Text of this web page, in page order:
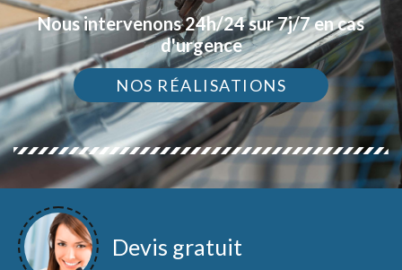
Nous intervenons 24h/24 sur 7j/7 en cas
d'urgence
NOS RÉALISATIONS
Devis gratuit